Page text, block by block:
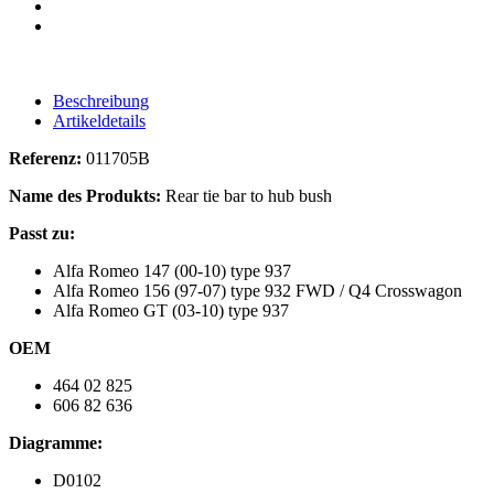
Beschreibung
Artikeldetails
Referenz: 011705B
Name des Produkts: Rear tie bar to hub bush
Passt zu:
Alfa Romeo 147 (00-10) type 937
Alfa Romeo 156 (97-07) type 932 FWD / Q4 Crosswagon
Alfa Romeo GT (03-10) type 937
OEM
464 02 825
606 82 636
Diagramme:
D0102